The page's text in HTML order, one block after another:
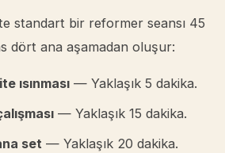
standart bir reformer seansı 45
dört ana aşamadan oluşur:
ısınması — Yaklaşık 5 dakika.
— Yaklaşık 15 dakika.
set — Yaklaşık 20 dakika.